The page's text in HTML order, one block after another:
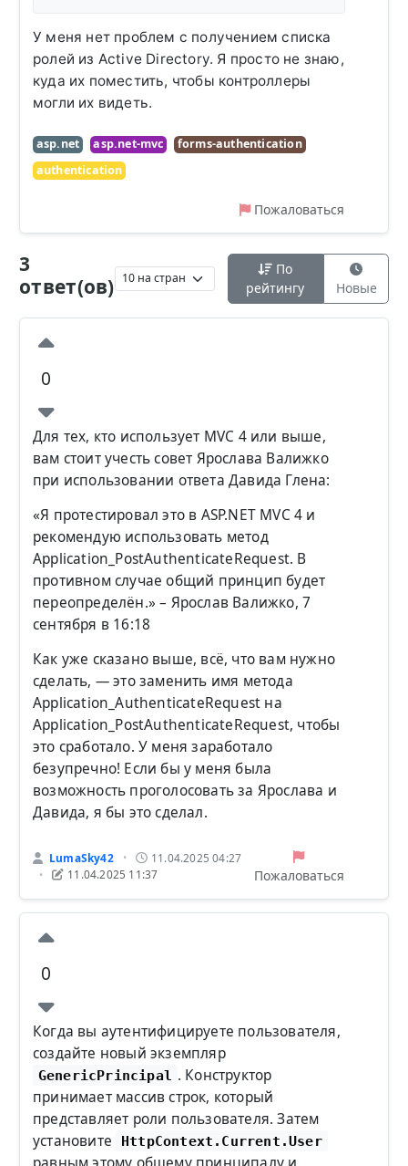
У меня нет проблем с получением списка
ролей из Active Directory. Я просто не знаю,
куда их поместить, чтобы контроллеры
могли их видеть.
asp.net asp.net-mvc
forms-authentication
authentication
Пожаловаться
3
ответ(ов)
По
рейтингу
Новые
0
Для тех, кто использует MVC 4 или выше,
вам стоит учесть совет Ярослава Валижко
при использовании ответа Давида Глена:
«Я протестировал это в ASP.NET MVC 4 и
рекомендую использовать метод
Application_PostAuthenticateRequest. В
противном случае общий принцип будет
переопределён.» – Ярослав Валижко, 7
сентября в 16:18
Как уже сказано выше, всё, что вам нужно
сделать, — это заменить имя метода
Application_AuthenticateRequest на
Application_PostAuthenticateRequest, чтобы
это сработало. У меня заработало
безупречно! Если бы у меня была
возможность проголосовать за Ярослава и
Давида, я бы это сделал.
LumaSky42 • 11.04.2025 04:27
• 11.04.2025 11:37 Пожаловаться
0
Когда вы аутентифицируете пользователя,
создайте новый экземпляр
GenericPrincipal . Конструктор
принимает массив строк, который
представляет роли пользователя. Затем
установите
HttpContext.Current.User